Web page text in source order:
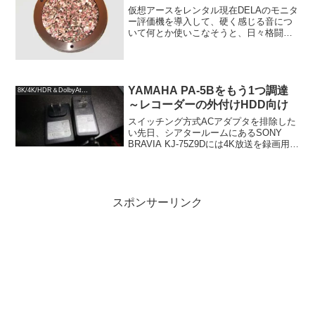
仮想アースをレンタル現在DELAのモニタ
ー評価機を導入して、硬く感じる音につ
いて何とか使いこなそうと、日々格闘し
8K/4K/HDR＆DolbyAtmos
YAMAHA PA-5Bをもう1つ調達
～レコーダーの外付けHDD向け
スイッチング方式ACアダプタを排除した
い先日、シアタールームにあるSONY
BRAVIA KJ-75Z9Dには4K放送を録画用ハ
スポンサーリンク